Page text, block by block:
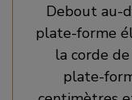
Debout au-
plate-forme
la corde
plate-